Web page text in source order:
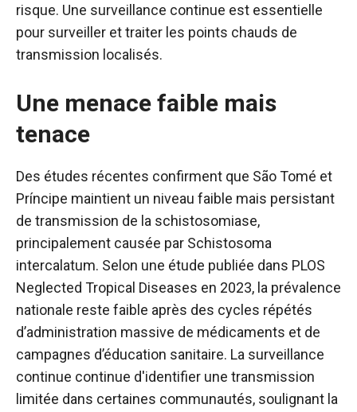
risque. Une surveillance continue est essentielle
pour surveiller et traiter les points chauds de
transmission localisés.
Une menace faible mais
tenace
Des études récentes confirment que São Tomé et
Príncipe maintient un niveau faible mais persistant
de transmission de la schistosomiase,
principalement causée par Schistosoma
intercalatum. Selon une étude publiée dans PLOS
Neglected Tropical Diseases en 2023, la prévalence
nationale reste faible après des cycles répétés
d’administration massive de médicaments et de
campagnes d’éducation sanitaire. La surveillance
continue continue d'identifier une transmission
limitée dans certaines communautés, soulignant la